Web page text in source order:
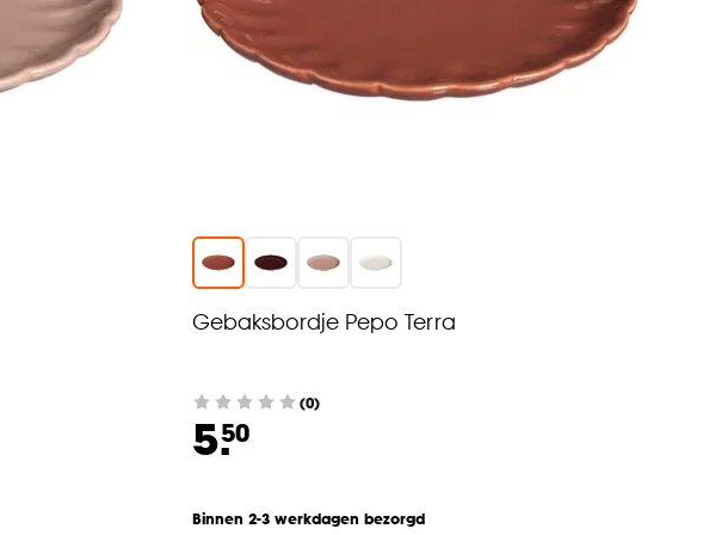
Gebaksbordje Pepo Terra
(0)
5.50
Binnen 2-3 werkdagen bezorgd